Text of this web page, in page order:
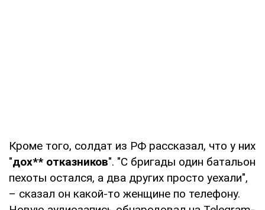
Кроме того, солдат из РФ рассказал, что у них
"дох** отказников". "С бригады один батальон
пехоты остался, а два других просто уехали",
– сказал он какой-то женщине по телефону.